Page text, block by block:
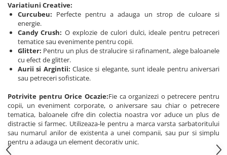
Verdeata decorativa
Variatiuni Creative:
Curcubeu: Perfecte pentru a adauga un strop de culoare si
energie.
Candy Crush: O explozie de culori dulci, ideale pentru petreceri
tematice sau evenimente pentru copii.
Glitter: Pentru un plus de stralucire si rafinament, alege baloanele
cu efect de glitter.
Aurii si Argintii: Clasice si elegante, sunt ideale pentru aniversari
sau petreceri sofisticate.
Potrivite pentru Orice Ocazie:Fie ca organizezi o petrecere pentru
copii, un eveniment corporate, o aniversare sau chiar o petrecere
tematica, baloanele cifre din colectia noastra vor aduce un plus de
distractie si farmec. Utilizeaza-le pentru a marca varsta sarbatoritului
sau numarul anilor de existenta a unei companii, sau pur si simplu
pentru a adauga un element decorativ unic.